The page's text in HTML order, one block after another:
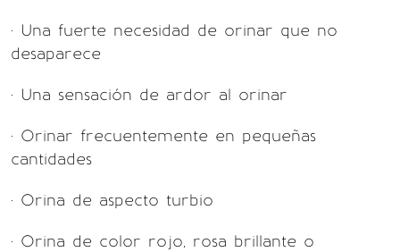
· Una fuerte necesidad de orinar que no
desaparece
· Una sensación de ardor al orinar
· Orinar frecuentemente en pequeñas
cantidades
· Orina de aspecto turbio
· Orina de color rojo, rosa brillante o